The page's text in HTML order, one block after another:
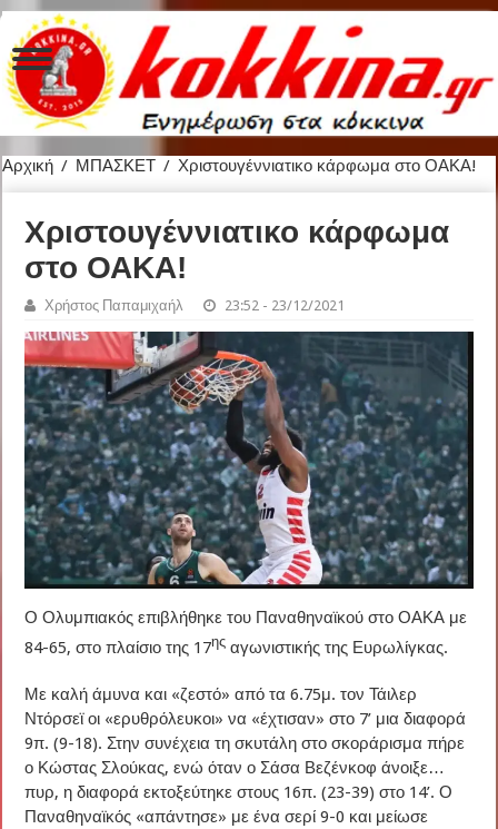
Αρχική / ΜΠΑΣΚΕΤ / Χριστουγέννιατικο κάρφωμα στο ΟΑΚΑ!
Χριστουγέννιατικο κάρφωμα
στο ΟΑΚΑ!
Χρήστος Παπαμιχαήλ 23:52 - 23/12/2021
Ο Ολυμπιακός επιβλήθηκε του Παναθηναϊκού στο ΟΑΚΑ με
84-65, στο πλαίσιο της 17ης αγωνιστικής της Ευρωλίγκας.
Με καλή άμυνα και «ζεστό» από τα 6.75μ. τον Τάιλερ
Ντόρσεϊ οι «ερυθρόλευκοι» να «έχτισαν» στο 7’ μια διαφορά
9π. (9-18). Στην συνέχεια τη σκυτάλη στο σκοράρισμα πήρε
ο Κώστας Σλούκας, ενώ όταν ο Σάσα Βεζένκοφ άνοιξε…
πυρ, η διαφορά εκτοξεύτηκε στους 16π. (23-39) στο 14’. Ο
Παναθηναϊκός «απάντησε» με ένα σερί 9-0 και μείωσε